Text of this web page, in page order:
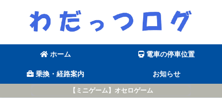
ホーム 電車の停車位置
乗換・経路案内 お知らせ
【ミニゲーム】オセロゲーム